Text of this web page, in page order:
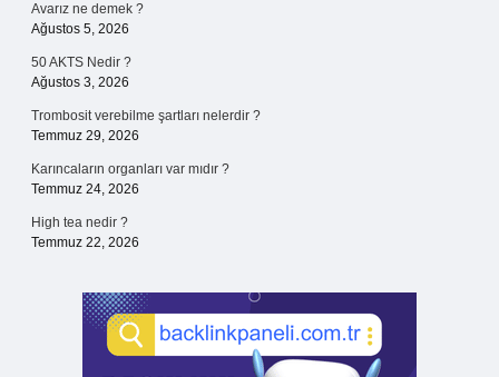
Avarız ne demek ?
Ağustos 5, 2026
50 AKTS Nedir ?
Ağustos 3, 2026
Trombosit verebilme şartları nelerdir ?
Temmuz 29, 2026
Karıncaların organları var mıdır ?
Temmuz 24, 2026
High tea nedir ?
Temmuz 22, 2026